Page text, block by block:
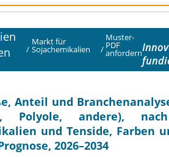
/
Markt für
Sojachemikalien /
Muster-
PDF
anfordern
Anteil und
Polyole, andere),
und Tenside, Farben
2026–2034